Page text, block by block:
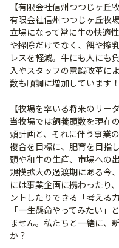
【有限会社信州つつじヶ丘
有限会社信州つつじヶ丘牧
立場になって常に牛の快適
や掃除だけでなく、餌や搾
レスを軽減。牛にも人にも
入やスタッフの意識改革に
数も順調に増加しています！
【牧場を率いる将来のリー
当牧場では飼養頭数を現在
頭計画と、それに伴う事業
複合を目標に、肥育を目指
頭や和牛の生産、市場への
規模拡大の過渡期にある今
には事業企画に携わったり
ントしたりできる「考える
「一生懸命やってみたい」
ません。私たちと一緒に、
か？